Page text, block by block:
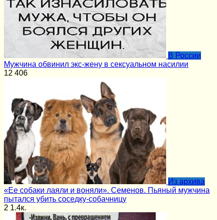
В России
Мужчина обвинил экс-жену в сексуальном насилии
12 406
Из архива
«Ее собаки лаяли и воняли». Семенов. Пьяный мужчина
пытался убить соседку-собачницу
2 1.4к.